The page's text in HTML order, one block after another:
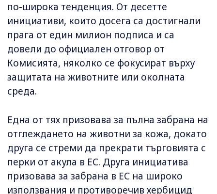
по-широка тенденция. От десетте
инициативи, които досега са достигнали
прага от един милион подписа и са
довели до официален отговор от
Комисията, няколко се фокусират върху
защитата на животните или околната
среда.
Една от тях призовава за пълна забрана на
отглеждането на животни за кожа, докато
друга се стреми да прекрати търговията с
перки от акула в ЕС. Друга инициатива
призовава за забрана в ЕС на широко
използвания и противоречив хербицид